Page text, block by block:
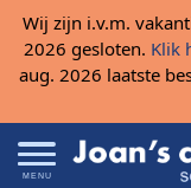
Wij zijn i.v.m.
2026 gesloten. Klik
aug. 2026 laatste
MENU